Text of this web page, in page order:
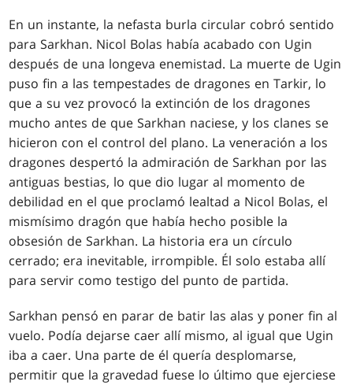
En un instante, la nefasta burla circular cobró sentido
para Sarkhan. Nicol Bolas había acabado con Ugin
después de una longeva enemistad. La muerte de Ugin
puso fin a las tempestades de dragones en Tarkir, lo
que a su vez provocó la extinción de los dragones
mucho antes de que Sarkhan naciese, y los clanes se
hicieron con el control del plano. La veneración a los
dragones despertó la admiración de Sarkhan por las
antiguas bestias, lo que dio lugar al momento de
debilidad en el que proclamó lealtad a Nicol Bolas, el
mismísimo dragón que había hecho posible la
obsesión de Sarkhan. La historia era un círculo
cerrado; era inevitable, irrompible. Él solo estaba allí
para servir como testigo del punto de partida.
Sarkhan pensó en parar de batir las alas y poner fin al
vuelo. Podía dejarse caer allí mismo, al igual que Ugin
iba a caer. Una parte de él quería desplomarse,
permitir que la gravedad fuese lo último que ejerciese